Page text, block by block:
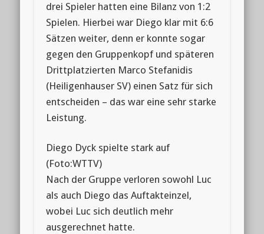
drei Spieler hatten eine Bilanz von 1:2
Spielen. Hierbei war Diego klar mit 6:6
Sätzen weiter, denn er konnte sogar
gegen den Gruppenkopf und späteren
Drittplatzierten Marco Stefanidis
(Heiligenhauser SV) einen Satz für sich
entscheiden – das war eine sehr starke
Leistung.
Diego Dyck spielte stark auf
(Foto:WTTV)
Nach der Gruppe verloren sowohl Luc
als auch Diego das Auftakteinzel,
wobei Luc sich deutlich mehr
ausgerechnet hatte.